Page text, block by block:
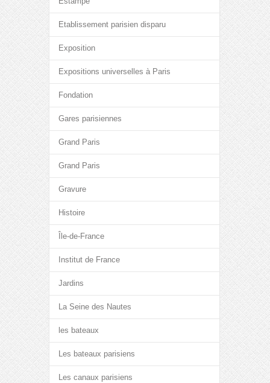
Etablissement parisien disparu
Exposition
Expositions universelles à Paris
Fondation
Gares parisiennes
Grand Paris
Grand Paris
Gravure
Histoire
Île-de-France
Institut de France
Jardins
La Seine des Nautes
les bateaux
Les bateaux parisiens
Les canaux parisiens